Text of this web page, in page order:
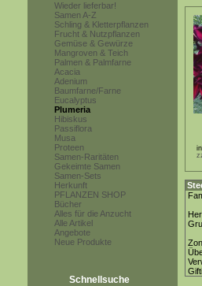
Wieder lieferbar!
Samen A-Z
Schling & Kletterpflanzen
Frucht & Nutzpflanzen
Gemüse & Gewürze
Mangroven & Teich
Palmen & Palmfarne
Acacia
Adenium
Baumfarne/Farne
Eucalyptus
Plumeria
Hibiskus
Passiflora
Musa
Proteen
Samen-Raritäten
Gekeimte Samen
Samen-Sets
Herkunft
PFLANZEN SHOP
Bücher
Alles für die Anzucht
Alle Artikel
Angebote
Neue Produkte
Schnellsuche